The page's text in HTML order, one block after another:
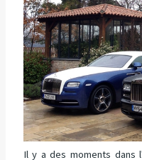
Il y a des moments dans